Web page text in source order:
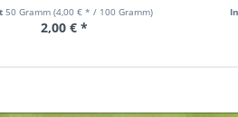
50 Gramm(4,00 € * / 100 Gramm)
2,00 € *